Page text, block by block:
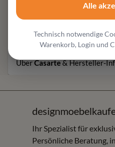
Produktausführungen
In Magazinen entdecken
ÜberCasarte& Hersteller-
Ihr Spezialist für
Persönliche Beratung,
Alle
Technisch notwendige
Warenkorb, Login und